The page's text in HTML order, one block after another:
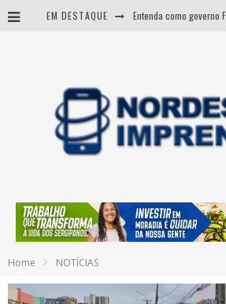
EM DESTAQUE
Home NOTÍCIAS